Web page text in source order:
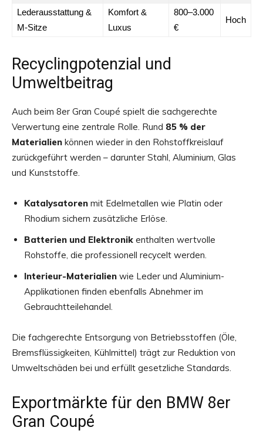
Lederausstattung &
M-Sitze
Komfort &
Luxus
800–3.000
€
Hoch
Recyclingpotenzial und
Umweltbeitrag
Auch beim 8er Gran Coupé spielt die sachgerechte
Verwertung eine zentrale Rolle. Rund 85 % der
Materialien können wieder in den Rohstoffkreislauf
zurückgeführt werden – darunter Stahl, Aluminium, Glas
und Kunststoffe.
Katalysatoren mit Edelmetallen wie Platin oder
Rhodium sichern zusätzliche Erlöse.
Batterien und Elektronik enthalten wertvolle
Rohstoffe, die professionell recycelt werden.
Interieur-Materialien wie Leder und Aluminium-
Applikationen finden ebenfalls Abnehmer im
Gebrauchtteilehandel.
Die fachgerechte Entsorgung von Betriebsstoffen (Öle,
Bremsflüssigkeiten, Kühlmittel) trägt zur Reduktion von
Umweltschäden bei und erfüllt gesetzliche Standards.
Exportmärkte für den BMW 8er
Gran Coupé